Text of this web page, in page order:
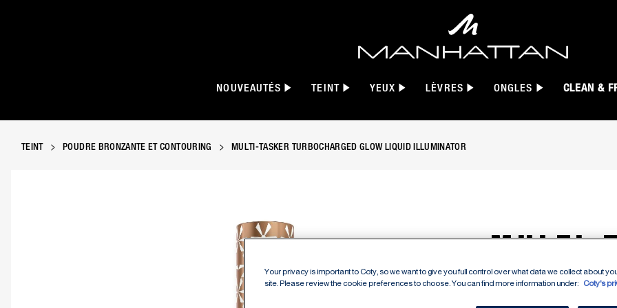
NOUVEAUTÉS TEINT YEUX LÈVRES ONGLES CLEAN &
TEINT POUDRE BRONZANTE ET CONTOURING MULTI-TASKER TURBOCHARGED GLOW LIQUID ILLUMINATOR
MULTI-
Your privacy is important to Coty, so we want to give you full control over what data we collect about
site. Please review the cookie preferences to choose. You can find more information under:
Coty's